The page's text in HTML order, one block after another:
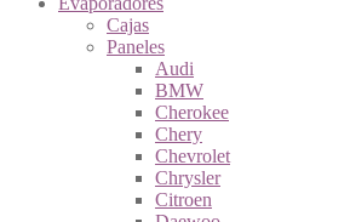
Cajas
Paneles
Audi
BMW
Cherokee
Chery
Chevrolet
Chrysler
Citroen